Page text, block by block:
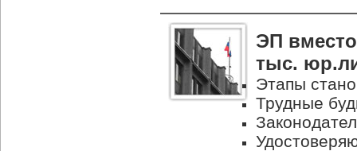
ЭП
тыс.
Этапы
Трудные